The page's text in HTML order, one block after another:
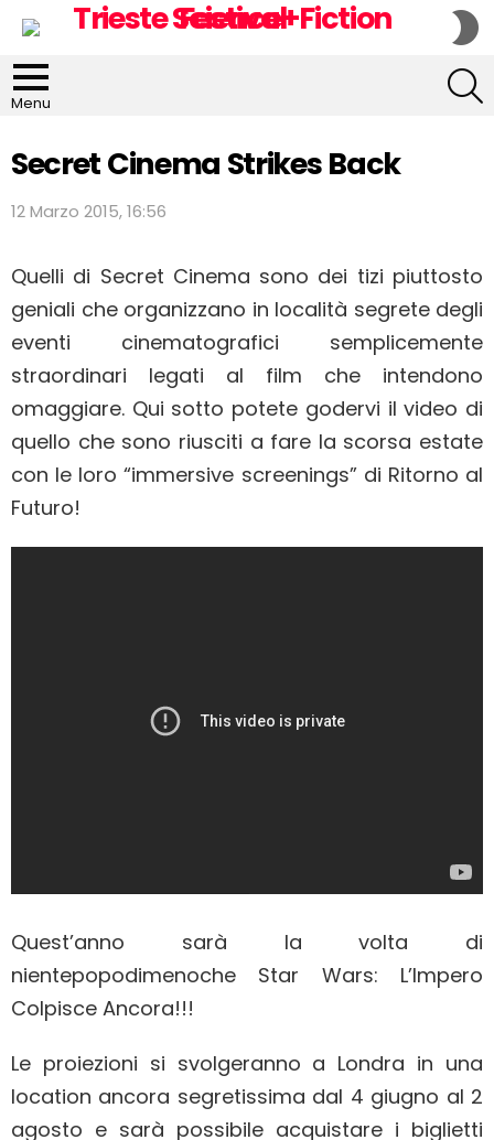
Menu
Secret Cinema Strikes Back
12 Marzo 2015, 16:56
Quelli di Secret Cinema sono dei tizi piuttosto
geniali che organizzano in località segrete degli
eventi cinematografici semplicemente
straordinari legati al film che intendono
omaggiare. Qui sotto potete godervi il video di
quello che sono riusciti a fare la scorsa estate
con le loro “immersive screenings” di Ritorno al
Futuro!
Quest’anno sarà la volta di
nientepopodimenoche Star Wars: L’Impero
Colpisce Ancora!!!
Le proiezioni si svolgeranno a Londra in una
location ancora segretissima dal 4 giugno al 2
agosto e sarà possibile acquistare i biglietti